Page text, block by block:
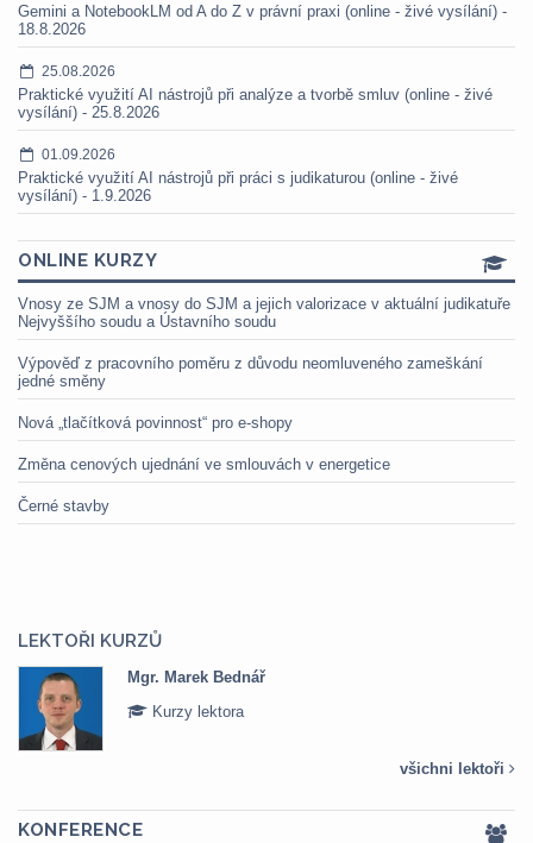
Gemini a NotebookLM od A do Z v právní praxi (online - živé vysílání) -
18.8.2026
25.08.2026
Praktické využití AI nástrojů při analýze a tvorbě smluv (online - živé
vysílání) - 25.8.2026
01.09.2026
Praktické využití AI nástrojů při práci s judikaturou (online - živé
vysílání) - 1.9.2026
ONLINE KURZY
Vnosy ze SJM a vnosy do SJM a jejich valorizace v aktuální judikatuře
Nejvyššího soudu a Ústavního soudu
Výpověď z pracovního poměru z důvodu neomluveného zameškání
jedné směny
Nová „tlačítková povinnost“ pro e-shopy
Změna cenových ujednání ve smlouvách v energetice
Černé stavby
LEKTOŘI KURZŮ
Mgr. Marek Bednář
Kurzy lektora
všichni lektoři
KONFERENCE